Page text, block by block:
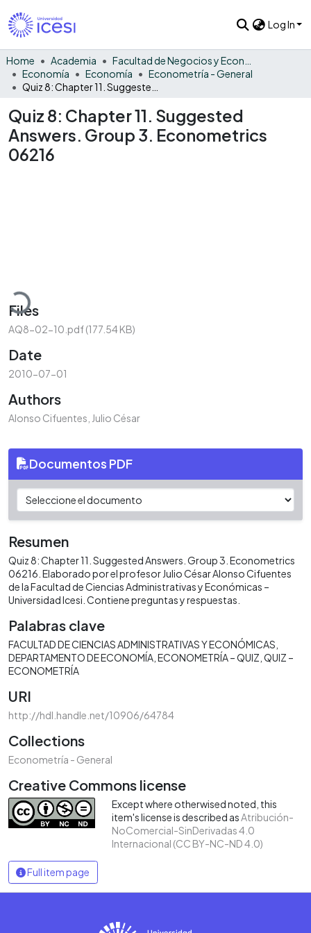
Log In
Home Academia
Economía
Economía
Econometría - General
Quiz 8: Chapter 11. Suggested
Answers. Group 3. Econometrics
06216
Loading...
Files
AQ8-02-10.pdf(177.54 KB)
Date
2010-07-01
Authors
Alonso Cifuentes, Julio César
Documentos PDF
Resumen
Quiz 8: Chapter 11. Suggested Answers. Group 3. Econometrics
06216. Elaborado por el profesor Julio César Alonso Cifuentes
de la Facultad de Ciencias Administrativas y Económicas –
Universidad Icesi. Contiene preguntas y respuestas.
Palabras clave
FACULTAD DE CIENCIAS ADMINISTRATIVAS Y ECONÓMICAS
DEPARTAMENTO DE ECONOMÍA ECONOMETRÍA – QUIZ QUIZ –
ECONOMETRÍA
URI
http://hdl.handle.net/10906/64784
Collections
Econometría - General
Creative Commons license
Except where otherwised noted, this
item's license is described asAtribución-
NoComercial-SinDerivadas 4.0
Internacional (CC BY-NC-ND 4.0)
Full item page